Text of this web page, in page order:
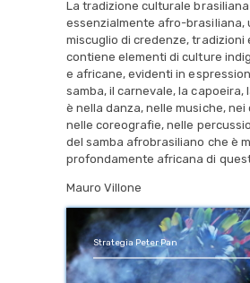
La tradizione culturale brasiliana
essenzialmente afro-brasiliana,
miscuglio di credenze, tradizioni
contiene elementi di culture
e africane, evidenti in
samba, il carnevale, la capoeira,
è nella danza, nelle musiche,
nelle coreografie, nelle
del samba afrobrasiliano che è
profondamente africana di
Mauro Villone
Strategia Peter Pan